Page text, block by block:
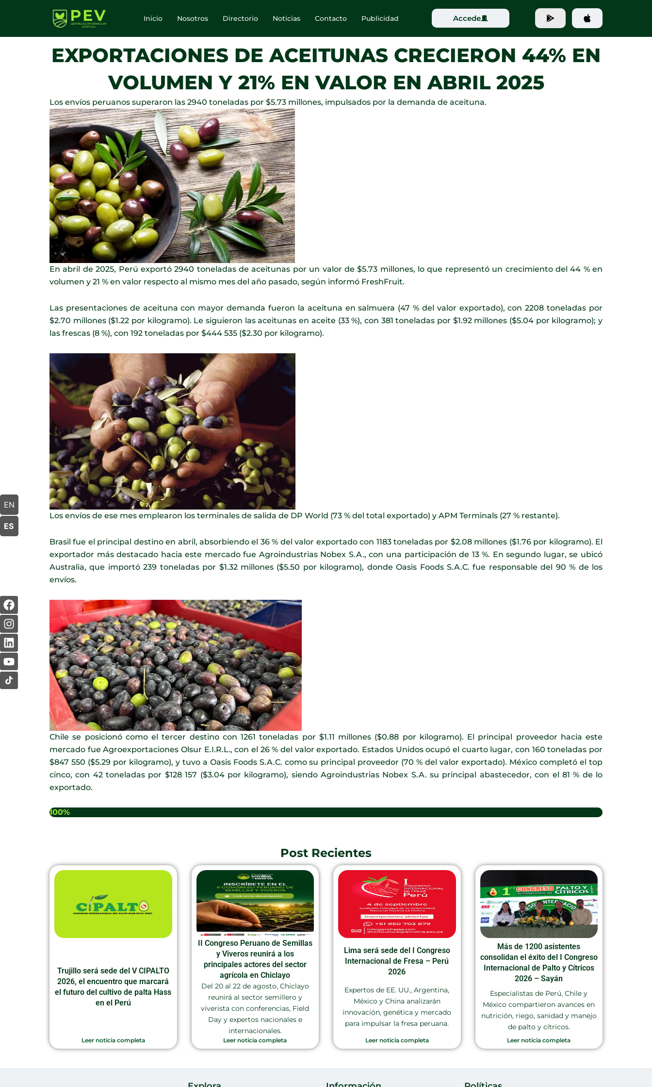
Inicio Nosotros Directorio Noticias Contacto Publicidad Accede
EXPORTACIONES DE ACEITUNAS CRECIERON 44% EN
VOLUMEN Y 21% EN VALOR EN ABRIL 2025
Los envíos peruanos superaron las 2940 toneladas por $5.73 millones, impulsados por la demanda de aceituna.
En abril de 2025, Perú exportó 2940 toneladas de aceitunas por un valor de $5.73 millones, lo que representó un crecimiento del 44 % en
volumen y 21 % en valor respecto al mismo mes del año pasado, según informó FreshFruit.
Las presentaciones de aceituna con mayor demanda fueron la aceituna en salmuera (47 % del valor exportado), con 2208 toneladas por
$2.70 millones ($1.22 por kilogramo). Le siguieron las aceitunas en aceite (33 %), con 381 toneladas por $1.92 millones ($5.04 por kilogramo); y
las frescas (8 %), con 192 toneladas por $444 535 ($2.30 por kilogramo).
Los envíos de ese mes emplearon los terminales de salida de DP World (73 % del total exportado) y APM Terminals (27 % restante).
Brasil fue el principal destino en abril, absorbiendo el 36 % del valor exportado con 1183 toneladas por $2.08 millones ($1.76 por kilogramo). El
exportador más destacado hacia este mercado fue Agroindustrias Nobex S.A., con una participación de 13 %. En segundo lugar, se ubicó
Australia, que importó 239 toneladas por $1.32 millones ($5.50 por kilogramo), donde Oasis Foods S.A.C. fue responsable del 90 % de los
envíos.
Chile se posicionó como el tercer destino con 1261 toneladas por $1.11 millones ($0.88 por kilogramo). El principal proveedor hacia este
mercado fue Agroexportaciones Olsur E.I.R.L., con el 26 % del valor exportado. Estados Unidos ocupó el cuarto lugar, con 160 toneladas por
$847 550 ($5.29 por kilogramo), y tuvo a Oasis Foods S.A.C. como su principal proveedor (70 % del valor exportado). México completó el top
cinco, con 42 toneladas por $128 157 ($3.04 por kilogramo), siendo Agroindustrias Nobex S.A. su principal abastecedor, con el 81 % de lo
exportado.
100%
Post Recientes
Trujillo será sede del V CIPALTO
2026, el encuentro que marcará
el futuro del cultivo de palta Hass
en el Perú
Leer noticia completa
II Congreso Peruano de Semillas
y Viveros reunirá a los
principales actores del sector
agrícola en Chiclayo
Del 20 al 22 de agosto, Chiclayo
reunirá al sector semillero y
viverista con conferencias, Field
Day y expertos nacionales e
internacionales.
Leer noticia completa
Lima será sede del I Congreso
Internacional de Fresa – Perú
2026
Expertos de EE. UU., Argentina,
México y China analizarán
innovación, genética y mercado
para impulsar la fresa peruana.
Leer noticia completa
Más de 1200 asistentes
consolidan el éxito del I Congreso
Internacional de Palto y Cítricos
2026 – Sayán
Especialistas de Perú, Chile y
México compartieron avances en
nutrición, riego, sanidad y manejo
de palto y cítricos.
Leer noticia completa
EN
ES
F
a
c
e
b
o
o
k
I
n
s
t
a
g
r
a
m
L
i
n
k
e
d
i
n
Y
o
u
t
u
b
e